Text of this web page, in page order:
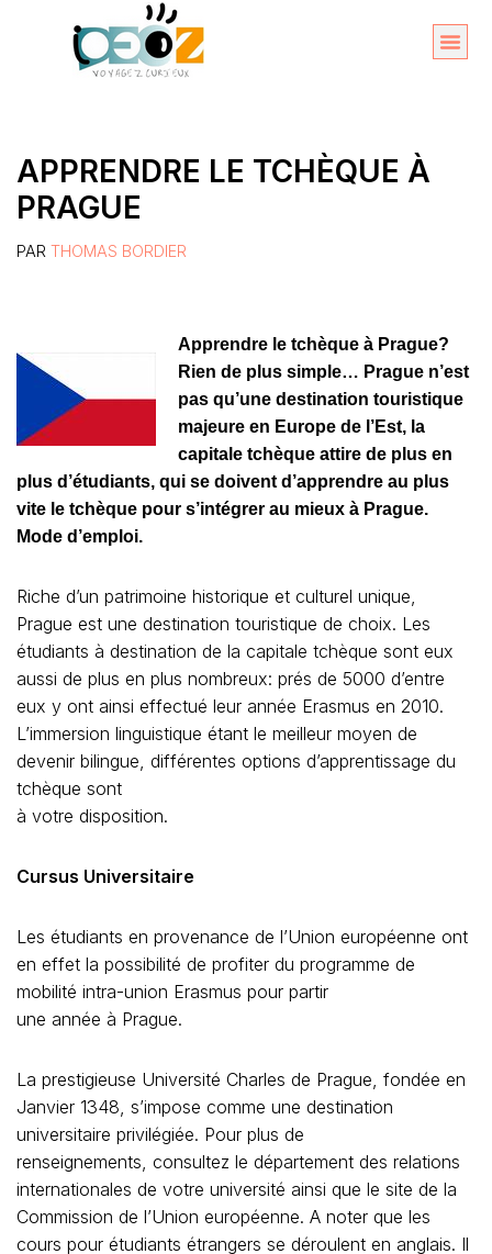
APPRENDRE LE TCHÈQUE À
PRAGUE
PAR THOMAS BORDIER
Apprendre le tchèque à Prague?
Rien de plus simple… Prague n’est
pas qu’une destination touristique
majeure en Europe de l’Est, la
capitale tchèque attire de plus en
plus d’étudiants, qui se doivent d’apprendre au plus
vite le tchèque pour s’intégrer au mieux à Prague.
Mode d’emploi.
Riche d’un patrimoine historique et culturel unique,
Prague est une destination touristique de choix. Les
étudiants à destination de la capitale tchèque sont eux
aussi de plus en plus nombreux: prés de 5000 d’entre
eux y ont ainsi effectué leur année Erasmus en 2010.
L’immersion linguistique étant le meilleur moyen de
devenir bilingue, différentes options d’apprentissage du
tchèque sont
à votre disposition.
Cursus Universitaire
Les étudiants en provenance de l’Union européenne ont
en effet la possibilité de profiter du programme de
mobilité intra-union Erasmus pour partir
une année à Prague.
La prestigieuse Université Charles de Prague, fondée en
Janvier 1348, s’impose comme une destination
universitaire privilégiée. Pour plus de
renseignements, consultez le département des relations
internationales de votre université ainsi que le site de la
Commission de l’Union européenne. A noter que les
cours pour étudiants étrangers se déroulent en anglais. Il